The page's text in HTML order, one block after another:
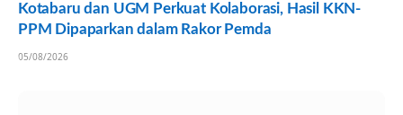
Kotabaru dan UGM Perkuat Kolaborasi, Hasil KKN-
PPM Dipaparkan dalam Rakor Pemda
05/08/2026